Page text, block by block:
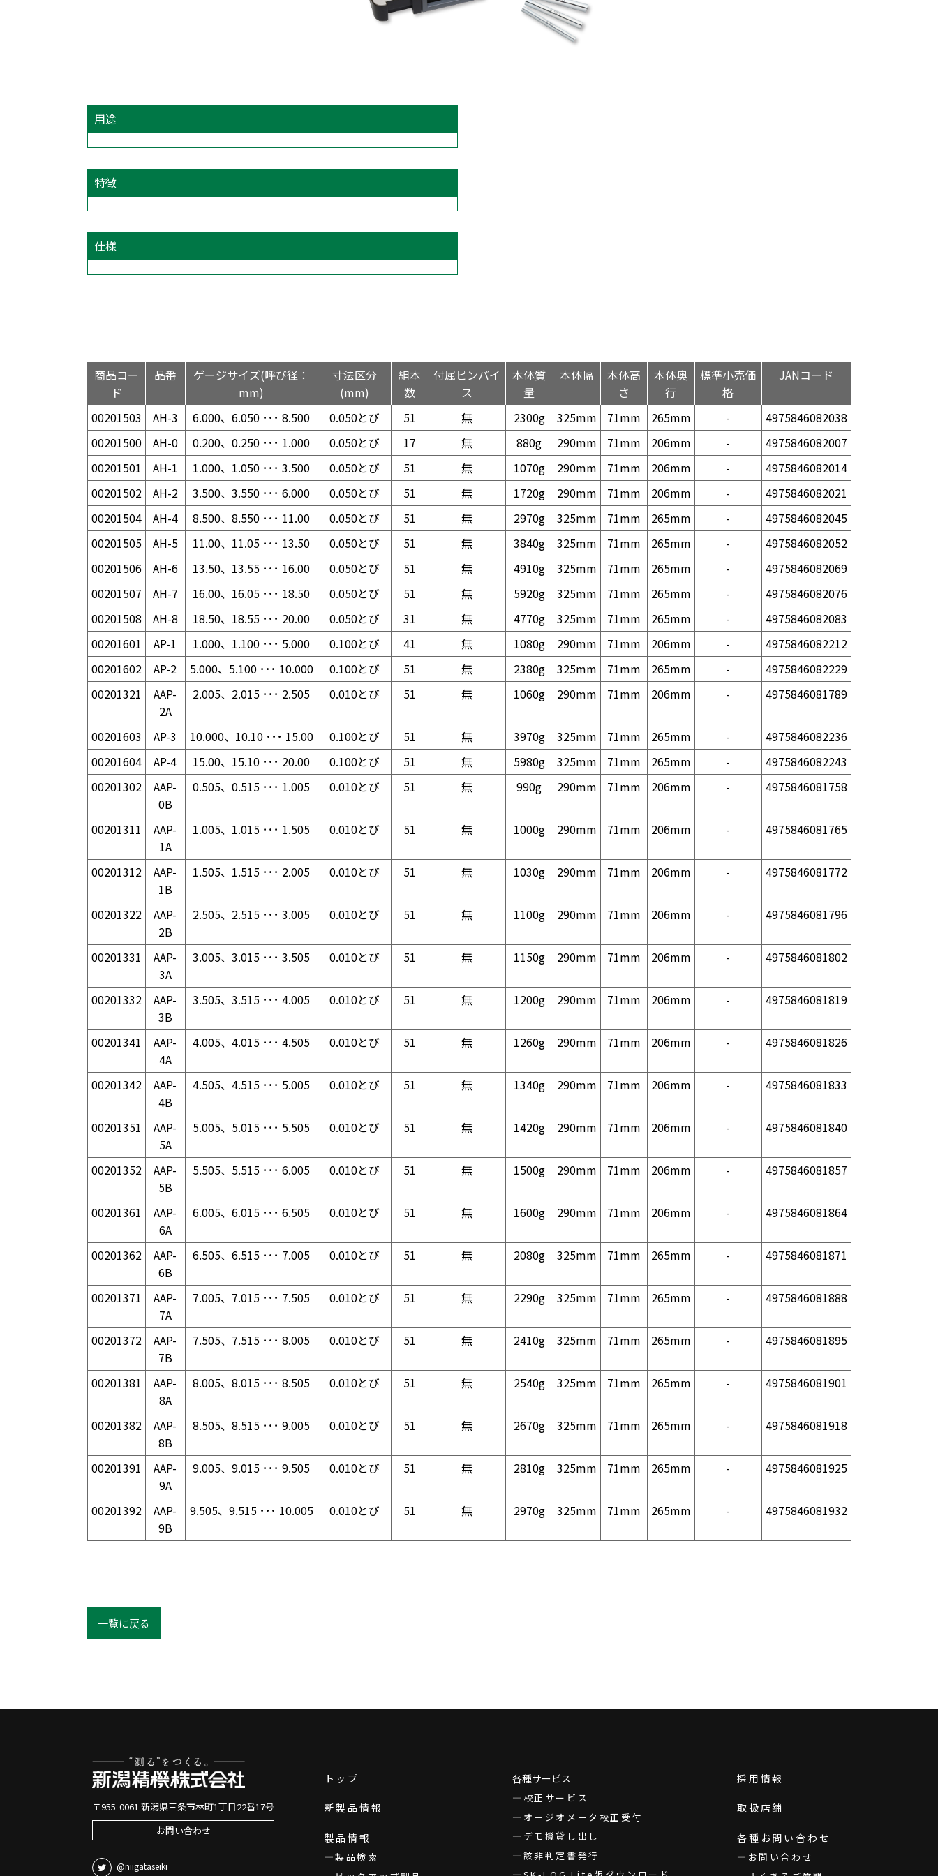
用途
特徴
仕様
商品コー
ド
品番
ゲージサイズ(呼び径：
mm)
寸法区分
(mm)
組本
数
付属ピンバイ
ス
本体質
量
本体幅
本体高
さ
本体奥
行
標準小売価
格
JANコード
00201503 AH-3 6.000、6.050 ･･･ 8.500 0.050とび 51 無 2300g 325mm 71mm 265mm -
4975846082038
00201500
AH-0 0.200、0.250 ･･･ 1.000 0.050とび 17 無 880g 290mm 71mm 206mm -
4975846082007
00201501
AH-1 1.000、1.050 ･･･ 3.500 0.050とび 51 無 1070g 290mm 71mm 206mm -
4975846082014
00201502
AH-2 3.500、3.550 ･･･ 6.000 0.050とび 51 無 1720g 290mm 71mm 206mm -
4975846082021
00201504
AH-4 8.500、8.550 ･･･ 11.00 0.050とび 51 無 2970g 325mm 71mm 265mm -
4975846082045
00201505
AH-5 11.00、11.05 ･･･ 13.50 0.050とび 51 無 3840g 325mm 71mm 265mm -
4975846082052
00201506
AH-6 13.50、13.55 ･･･ 16.00 0.050とび 51 無 4910g 325mm 71mm 265mm -
4975846082069
00201507
AH-7 16.00、16.05 ･･･ 18.50 0.050とび 51 無 5920g 325mm 71mm 265mm -
4975846082076
00201508
AH-8 18.50、18.55 ･･･ 20.00 0.050とび 31 無 4770g 325mm 71mm 265mm -
4975846082083
00201601
AP-1 1.000、1.100 ･･･ 5.000 0.100とび 41 無 1080g 290mm 71mm 206mm -
4975846082212
00201602
AP-2 5.000、5.100 ･･･ 10.000 0.100とび 51 無 2380g 325mm 71mm 265mm -
4975846082229
00201321
AAP-
2A
2.005、2.015 ･･･ 2.505 0.010とび 51 無 1060g 290mm 71mm 206mm - 4975846081789
00201603 AP-3 10.000、10.10 ･･･ 15.00 0.100とび 51 無 3970g 325mm 71mm 265mm -
4975846082236
00201604
AP-4 15.00、15.10 ･･･ 20.00 0.100とび 51 無 5980g 325mm 71mm 265mm -
4975846082243
00201302
AAP-
0B
0.505、0.515 ･･･ 1.005 0.010とび 51 無 990g 290mm 71mm 206mm - 4975846081758
00201311
AAP-
1A
1.005、1.015 ･･･ 1.505 0.010とび 51 無 1000g 290mm 71mm 206mm - 4975846081765
00201312
AAP-
1B
1.505、1.515 ･･･ 2.005 0.010とび 51 無 1030g 290mm 71mm 206mm - 4975846081772
00201322
AAP-
2B
2.505、2.515 ･･･ 3.005 0.010とび 51 無 1100g 290mm 71mm 206mm - 4975846081796
00201331
AAP-
3A
3.005、3.015 ･･･ 3.505 0.010とび 51 無 1150g 290mm 71mm 206mm - 4975846081802
00201332
AAP-
3B
3.505、3.515 ･･･ 4.005 0.010とび 51 無 1200g 290mm 71mm 206mm - 4975846081819
00201341
AAP-
4A
4.005、4.015 ･･･ 4.505 0.010とび 51 無 1260g 290mm 71mm 206mm - 4975846081826
00201342
AAP-
4B
4.505、4.515 ･･･ 5.005 0.010とび 51 無 1340g 290mm 71mm 206mm - 4975846081833
00201351
AAP-
5A
5.005、5.015 ･･･ 5.505 0.010とび 51 無 1420g 290mm 71mm 206mm - 4975846081840
00201352
AAP-
5B
5.505、5.515 ･･･ 6.005 0.010とび 51 無 1500g 290mm 71mm 206mm - 4975846081857
00201361
AAP-
6A
6.005、6.015 ･･･ 6.505 0.010とび 51 無 1600g 290mm 71mm 206mm - 4975846081864
00201362
AAP-
6B
6.505、6.515 ･･･ 7.005 0.010とび 51 無 2080g 325mm 71mm 265mm - 4975846081871
00201371
AAP-
7A
7.005、7.015 ･･･ 7.505 0.010とび 51 無 2290g 325mm 71mm 265mm - 4975846081888
00201372
AAP-
7B
7.505、7.515 ･･･ 8.005 0.010とび 51 無 2410g 325mm 71mm 265mm - 4975846081895
00201381
AAP-
8A
8.005、8.015 ･･･ 8.505 0.010とび 51 無 2540g 325mm 71mm 265mm - 4975846081901
00201382
AAP-
8B
8.505、8.515 ･･･ 9.005 0.010とび 51 無 2670g 325mm 71mm 265mm - 4975846081918
00201391
AAP-
9A
9.005、9.015 ･･･ 9.505 0.010とび 51 無 2810g 325mm 71mm 265mm - 4975846081925
00201392
AAP-
9B
9.505、9.515 ･･･ 10.005 0.010とび 51 無 2970g 325mm 71mm 265mm - 4975846081932
一覧に戻る
〒955-0061 新潟県三条市林町1丁目22番17号
お問い合わせ
@niigataseiki
トップ
新製品情報
製品情報
製品検索
各種サービス
校正サービス
オージオメータ校正受付
デモ機貸し出し
該非判定書発行
採用情報
取扱店舗
各種お問い合わせ
お問い合わせ